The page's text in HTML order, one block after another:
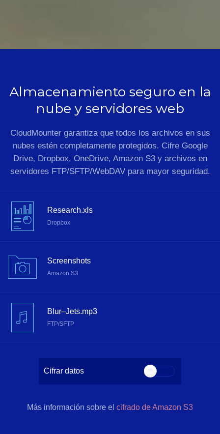
Almacenamiento seguro en la
nube y servidores web
CloudMounter garantiza que todos los archivos en sus
nubes estén completamente protegidos. Cifre Google
Drive, Dropbox, OneDrive, Amazon S3 y archivos en
servidores FTP/SFTP/WebDAV para mayor seguridad.
Research.xls
Dropbox
Screenshots
Amazon S3
Blur–Jets.mp3
FTP/SFTP
Cifrar datos
Más información sobre el cifrado de Amazon S3